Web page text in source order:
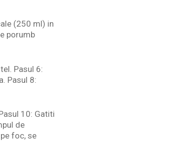
(250 ml) in
porumb
Pasul 6:
Pasul 8:
10: Gatiti
de
foc, se